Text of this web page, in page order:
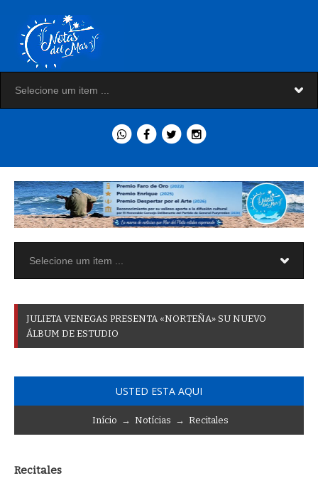
JULIETA VENEGAS PRESENTA «NORTEÑA» SU NUEVO
ÁLBUM DE ESTUDIO
USTED ESTA AQUI
Início → Notícias → Recitales
Recitales